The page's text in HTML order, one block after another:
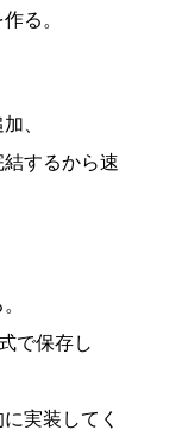
る。
、
するから速
で保存し
実装してく